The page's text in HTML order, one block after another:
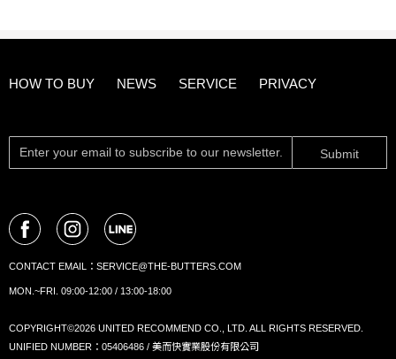
HOW TO BUY NEWS SERVICE PRIVACY
Submit
CONTACT EMAIL： SERVICE@THE-BUTTERS.COM
MON.~FRI. 09:00-12:00 / 13:00-18:00
COPYRIGHT©2026 UNITED RECOMMEND CO., LTD. ALL RIGHTS RESERVED.
UNIFIED NUMBER：05406486 / 美而快實業股份有限公司